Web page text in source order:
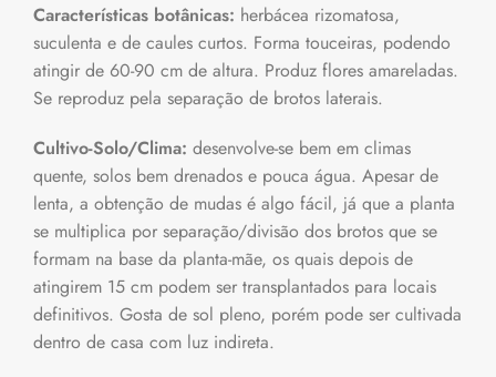
Características botânicas: herbácea rizomatosa,
suculenta e de caules curtos. Forma touceiras, podendo
atingir de 60-90 cm de altura. Produz flores amareladas.
Se reproduz pela separação de brotos laterais.
Cultivo-Solo/Clima: desenvolve-se bem em climas
quente, solos bem drenados e pouca água. Apesar de
lenta, a obtenção de mudas é algo fácil, já que a planta
se multiplica por separação/divisão dos brotos que se
formam na base da planta-mãe, os quais depois de
atingirem 15 cm podem ser transplantados para locais
definitivos. Gosta de sol pleno, porém pode ser cultivada
dentro de casa com luz indireta.